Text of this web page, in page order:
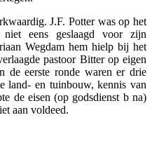
J.F. Potter was op het
eens geslaagd voor zijn
Wegdam hem hielp bij het
pastoor Bitter op eigen
de eerste ronde waren er drie
land- en tuinbouw, kennis van
de eisen (op godsdienst b na)
aan voldeed.